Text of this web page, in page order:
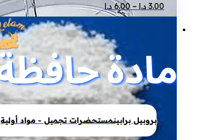
3.00 د.ا –
6.00 د.انطاق
السعر:
من
خلال
هناك
العديد
من
الأشكال
المختلفة
لهذا
المنتج.
يمكن
اختيار
الخيارات
بروبيل برابينمستحضرات تجميل - مواد أولية